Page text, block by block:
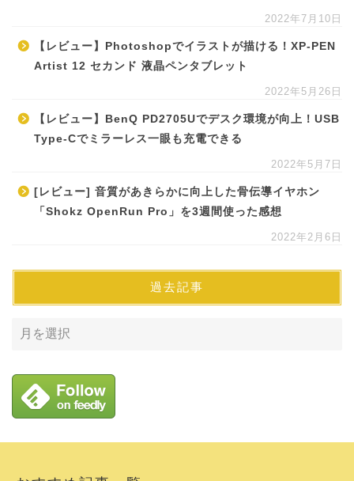
2022年7月10日
【レビュー】Photoshopでイラストが描ける！XP-PEN
Artist 12 セカンド 液晶ペンタブレット
2022年5月26日
【レビュー】BenQ PD2705Uでデスク環境が向上！USB
Type-Cでミラーレス一眼も充電できる
2022年5月7日
[レビュー] 音質があきらかに向上した骨伝導イヤホン
「Shokz OpenRun Pro」を3週間使った感想
2022年2月6日
過去記事